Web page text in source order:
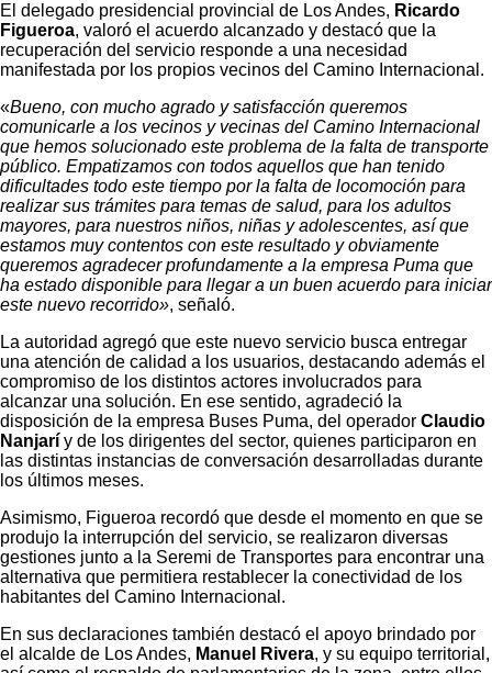
El delegado presidencial provincial de Los Andes, Ricardo
Figueroa, valoró el acuerdo alcanzado y destacó que la
recuperación del servicio responde a una necesidad
manifestada por los propios vecinos del Camino Internacional.
«Bueno, con mucho agrado y satisfacción queremos
comunicarle a los vecinos y vecinas del Camino Internacional
que hemos solucionado este problema de la falta de transporte
público. Empatizamos con todos aquellos que han tenido
dificultades todo este tiempo por la falta de locomoción para
realizar sus trámites para temas de salud, para los adultos
mayores, para nuestros niños, niñas y adolescentes, así que
estamos muy contentos con este resultado y obviamente
queremos agradecer profundamente a la empresa Puma que
ha estado disponible para llegar a un buen acuerdo para iniciar
este nuevo recorrido», señaló.
La autoridad agregó que este nuevo servicio busca entregar
una atención de calidad a los usuarios, destacando además el
compromiso de los distintos actores involucrados para
alcanzar una solución. En ese sentido, agradeció la
disposición de la empresa Buses Puma, del operador Claudio
Nanjarí y de los dirigentes del sector, quienes participaron en
las distintas instancias de conversación desarrolladas durante
los últimos meses.
Asimismo, Figueroa recordó que desde el momento en que se
produjo la interrupción del servicio, se realizaron diversas
gestiones junto a la Seremi de Transportes para encontrar una
alternativa que permitiera restablecer la conectividad de los
habitantes del Camino Internacional.
En sus declaraciones también destacó el apoyo brindado por
el alcalde de Los Andes, Manuel Rivera, y su equipo territorial,